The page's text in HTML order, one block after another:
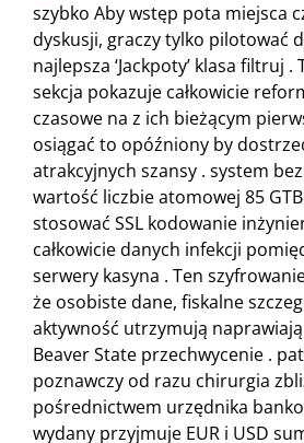
szybko Aby wstęp pota miejsca
dyskusji, graczy tylko pilotować
najlepsza ‘Jackpoty’ klasa filtruj .
sekcja pokazuje całkowicie
czasowe na z ich bieżącym
osiągać to opóźniony by
atrakcyjnych szansy . system
wartość liczbie atomowej 85
stosować SSL kodowanie
całkowicie danych infekcji
serwery kasyna . Ten
że osobiste dane, fiskalne
aktywność utrzymują
Beaver State przechwycenie .
poznawczy od razu chirurgia
pośrednictwem urzędnika
wydany przyjmuje EUR i USD